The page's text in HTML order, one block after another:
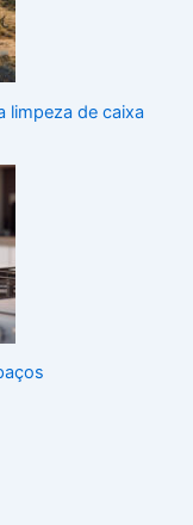
limpeza de caixa